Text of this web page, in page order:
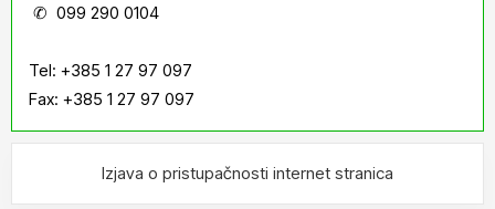
✆ 099 290 0104
Tel: +385 1 27 97 097
Fax: +385 1 27 97 097
Izjava o pristupačnosti internet stranica